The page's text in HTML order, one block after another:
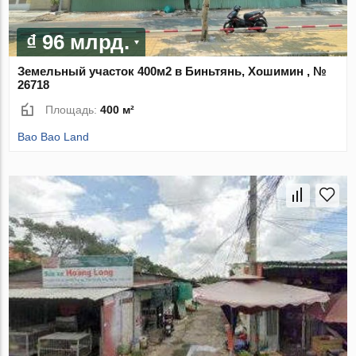
₫ 96 млрд.
Земельный участок 400м2 в Биньтянь, Хошимин , №
26718
Площадь:400 м²
Bao Bao Land